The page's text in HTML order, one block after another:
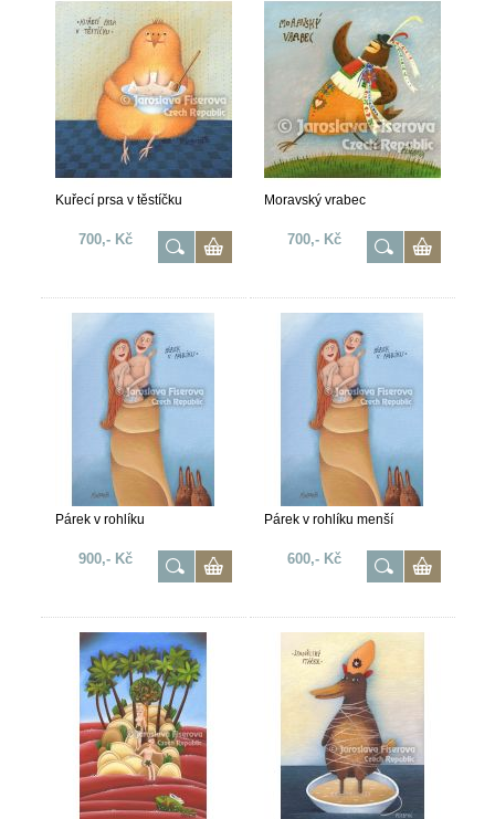
Kuřecí prsa v těstíčku
700,- Kč
Moravský vrabec
700,- Kč
Párek v rohlíku
900,- Kč
Párek v rohlíku menší
600,- Kč